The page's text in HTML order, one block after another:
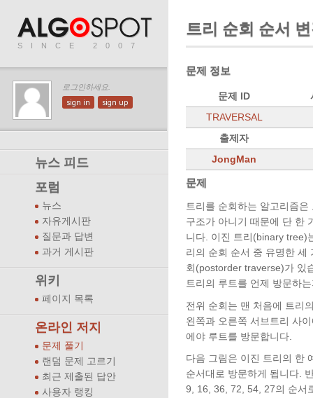
SINCE 2007
로그인하세요.
sign in sign up
뉴스 피드
포럼
뉴스
자유게시판
질문과 답변
과거 게시판
위키
페이지 목록
온라인 저지
문제 풀기
랜덤 문제 고르기
최근 제출된 답안
사용자 랭킹
트리 순회 순서
문제 정보
문제 ID
TRAVERSAL
출제자
JongMan
문제
트리를 순회하는 알고리즘
구조가 아니기 때문에 단 한
니다. 이진 트리(binary tree)
리의 순회 순서 중 유명한
회(postorder traverse)가 있
트리의 루트를 언제 방문하
전위 순회는 맨 처음에 트리
왼쪽과 오른쪽 서브트리 사
에야 루트를 방문합니다.
다음 그림은 이진 트리의 한
순서대로 방문하게 됩니다.
9, 16, 36, 72, 54, 27의 순서